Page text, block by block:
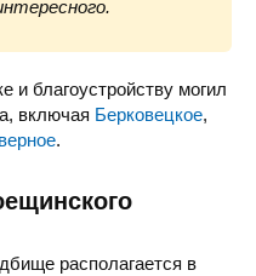
и благоустройству могил
включая Берковецкое,
.
располагается в